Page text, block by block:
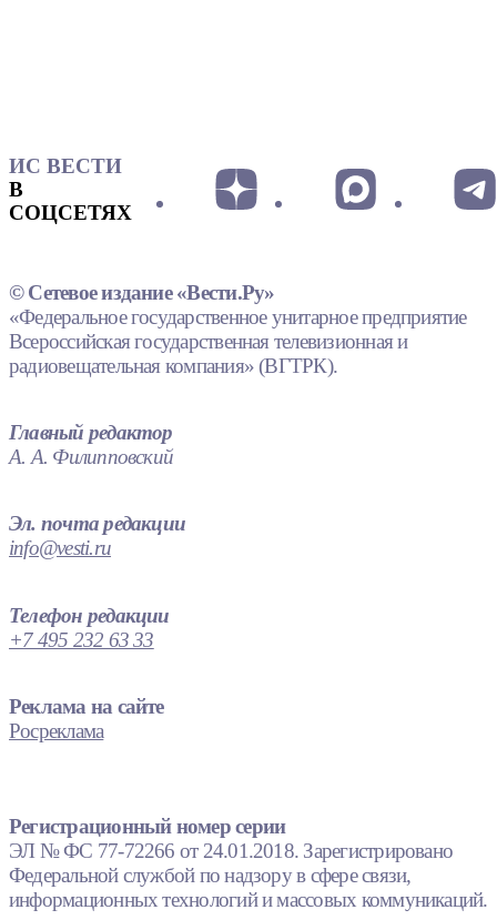
ИС ВЕСТИ
В
СОЦСЕТЯХ
© Сетевое издание «Вести.Ру»
«Федеральное государственное унитарное предприятие
Всероссийская государственная телевизионная и
радиовещательная компания» (ВГТРК).
Главный редактор
А. А. Филипповский
Эл. почта редакции
info@vesti.ru
Телефон редакции
+7 495 232 63 33
Реклама на сайте
Росреклама
Регистрационный номер серии
ЭЛ № ФС 77-72266 от 24.01.2018. Зарегистрировано
Федеральной службой по надзору в сфере связи,
информационных технологий и массовых коммуникаций.